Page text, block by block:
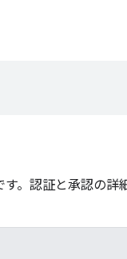
。認証と承認の詳